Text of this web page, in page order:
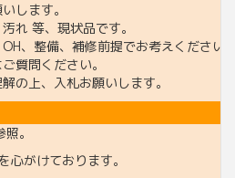
します。
れ 等、現状品です。
、整備、補修前提でお考えください
質問ください。
の上、入札お願いします。
。
心がけております。